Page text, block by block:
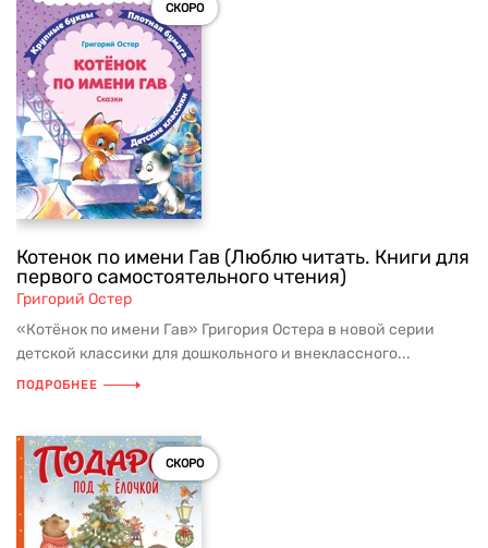
СКОРО
Котенок по имени Гав (Люблю читать. Книги для
первого самостоятельного чтения)
Григорий Остер
«Котёнок по имени Гав» Григория Остера в новой серии
детской классики для дошкольного и внеклассного...
ПОДРОБНЕЕ
СКОРО